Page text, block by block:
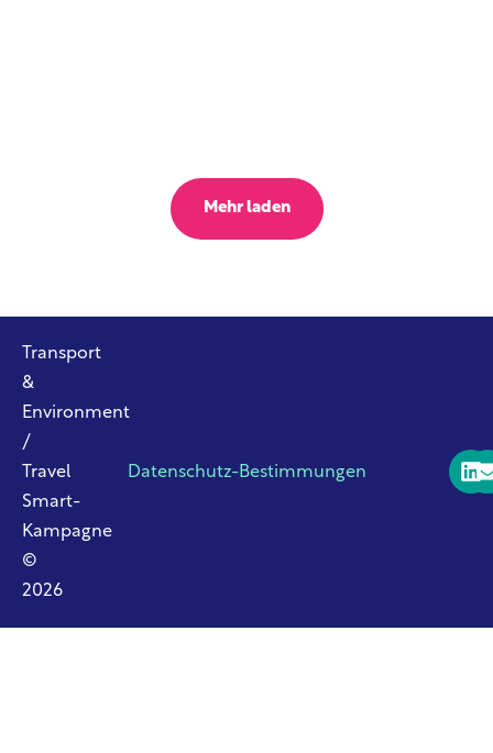
Mehr laden
Transport
&
Environment
/
Travel
Smart-
Kampagne
©
2026
Datenschutz-Bestimmungen